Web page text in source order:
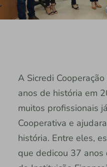
A Sicredi
anos de história em
muitos profissionais
Cooperativa e
história. Entre eles,
que dedicou 37